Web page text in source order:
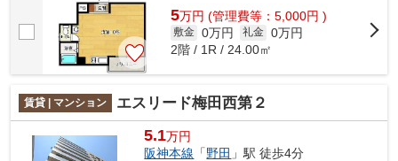
5万円 (管理費等：5,000円 )
敷金 0万円 礼金 0万円
2階 / 1R / 24.00㎡
賃貸 | マンション エスリード梅田西第２
5.1万円
阪神本線 「野田 」駅 徒歩4分